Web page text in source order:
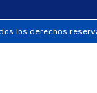
los derechos